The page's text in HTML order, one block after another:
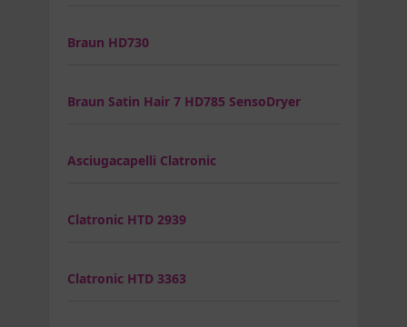
Braun HD730
Braun Satin Hair 7 HD785 SensoDryer
Asciugacapelli Clatronic
Clatronic HTD 2939
Clatronic HTD 3363